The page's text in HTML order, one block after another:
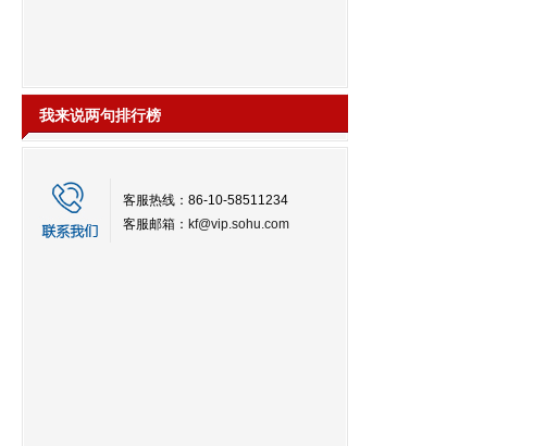
我来说两句排行榜
客服热线：86-10-58511234
客服邮箱： kf@vip.sohu.com